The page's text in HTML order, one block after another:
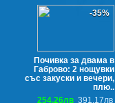
-35%
Почивка за двама в
Габрово: 2 нощувки
със закуски и вечери,
плю..
254.26лв 391.17лв